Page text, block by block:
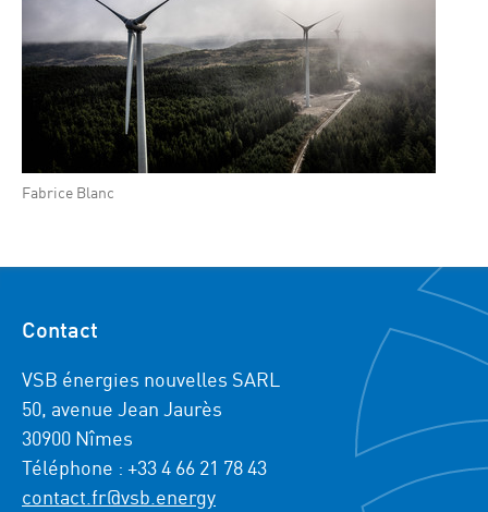
Fabrice Blanc
Contact
VSB énergies nouvelles SARL
50, avenue Jean Jaurès
30900 Nîmes
Téléphone : +33 4 66 21 78 43
contact.fr@vsb.energy